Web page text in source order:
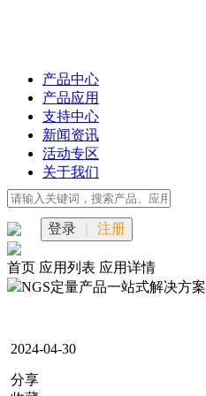
产品中心
产品应用
支持中心
新闻资讯
活动专区
关于我们
登录 注册
首页 应用列表 应用详情
NGS定量产品一站式解决方案
2024-04-30
分享